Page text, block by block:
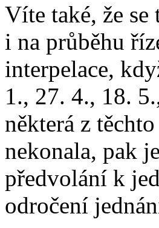
Víte také, že
i na průběhu
interpelace,
1., 27. 4., 18.
některá z
nekonala, pak
předvolání k
odročení